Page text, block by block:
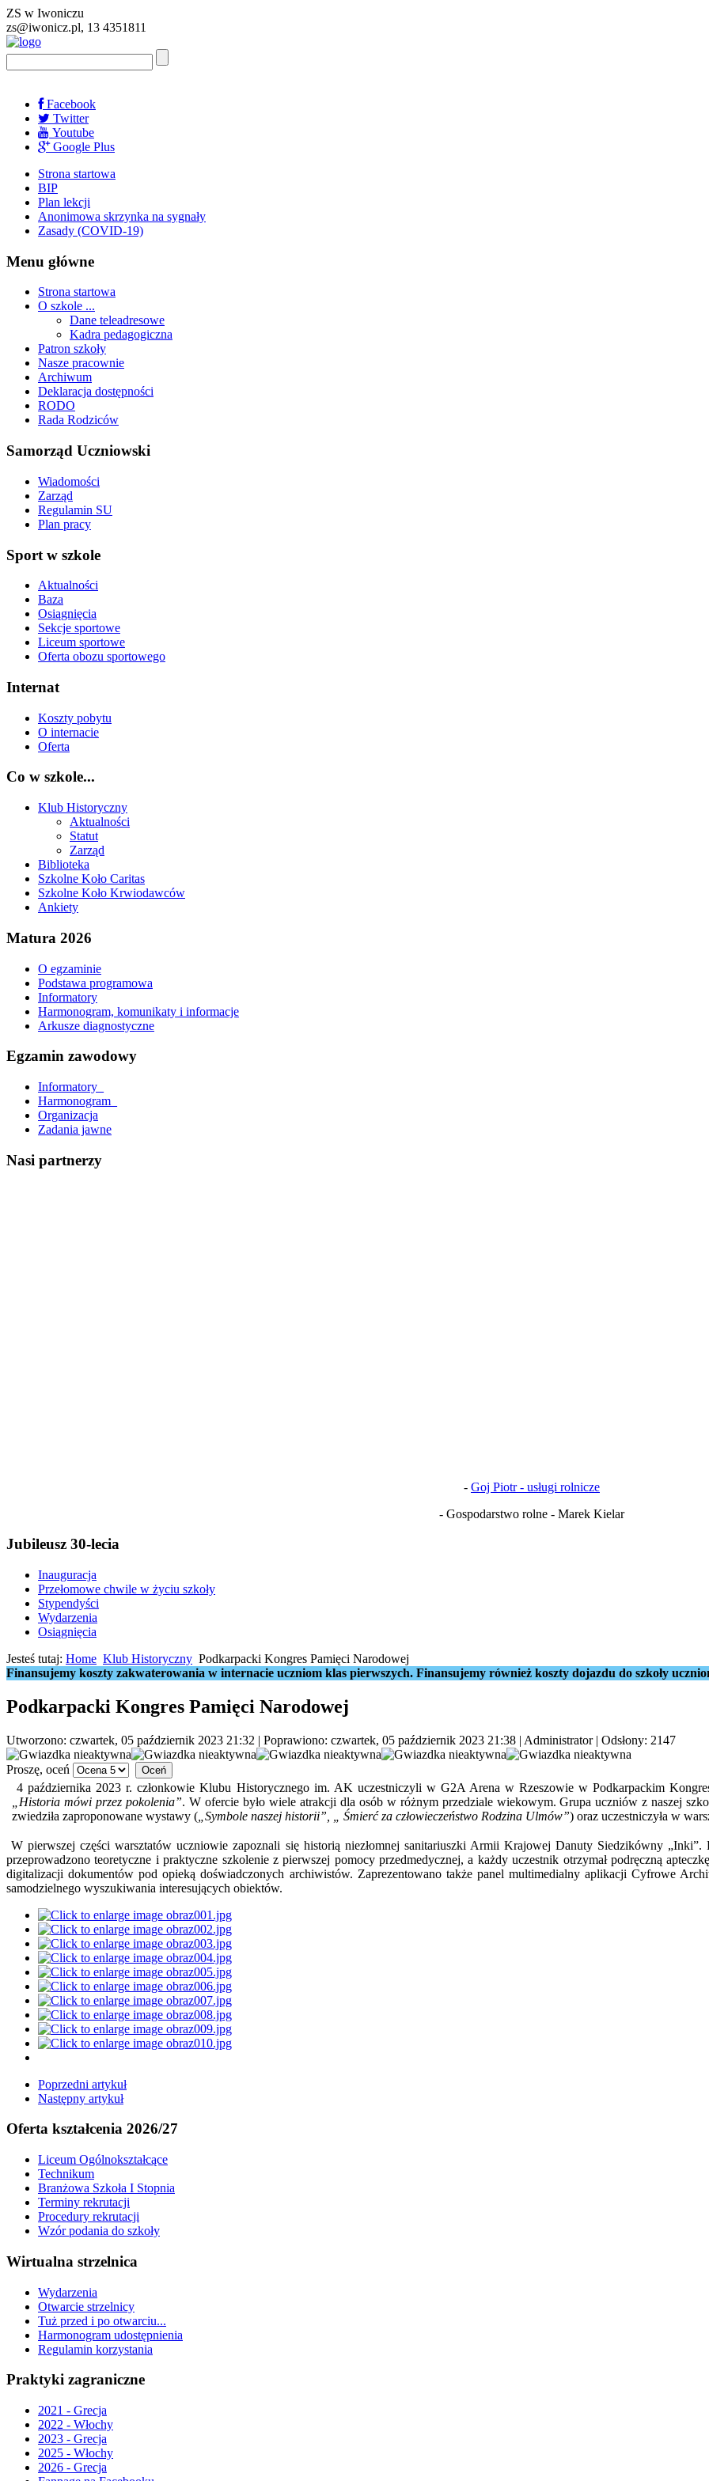
ZS w Iwoniczu
zs@iwonicz.pl, 13 4351811
Facebook
Twitter
Youtube
Google Plus
Strona startowa
BIP
Plan lekcji
Anonimowa skrzynka na sygnały
Zasady (COVID-19)
Menu główne
Strona startowa
O szkole ...
Dane teleadresowe
Kadra pedagogiczna
Patron szkoły
Nasze pracownie
Archiwum
Deklaracja dostępności
RODO
Rada Rodziców
Samorząd Uczniowski
Wiadomości
Zarząd
Regulamin SU
Plan pracy
Sport w szkole
Aktualności
Baza
Osiągnięcia
Sekcje sportowe
Liceum sportowe
Oferta obozu sportowego
Internat
Koszty pobytu
O internacie
Oferta
Co w szkole...
Klub Historyczny
Aktualności
Statut
Zarząd
Biblioteka
Szkolne Koło Caritas
Szkolne Koło Krwiodawców
Ankiety
Matura 2026
O egzaminie
Podstawa programowa
Informatory
Harmonogram, komunikaty i informacje
Arkusze diagnostyczne
Egzamin zawodowy
Informatory_
Harmonogram_
Organizacja
Zadania jawne
Nasi partnerzy
- Goj Piotr - usługi rolnicze
- Gospodarstwo rolne - Marek Kielar
Jubileusz 30-lecia
Inauguracja
Przełomowe chwile w życiu szkoły
Stypendyści
Wydarzenia
Osiągnięcia
Jesteś tutaj: Home Klub Historyczny Podkarpacki Kongres Pamięci Narodowej
Finansujemy koszty zakwaterowania w internacie uczniom klas pierwszych. Finansujemy również koszty dojazdu do szkoły
Podkarpacki Kongres Pamięci Narodowej
Utworzono: czwartek, 05 październik 2023 21:32 | Poprawiono: czwartek, 05 październik 2023 21:38 | Administrator| Odsłony: 2147
Proszę, oceń
4 października 2023 r. członkowie Klubu Historycznego im. AK uczestniczyli w G2A Arena w Rzeszowie w Podkarpackim
„Historia mówi przez pokolenia”. W ofercie było wiele atrakcji dla osób w różnym przedziale wiekowym. Grupa uczniów z naszej
zwiedziła zaproponowane wystawy ( „Symbole naszej historii”, „ Śmierć za człowieczeństwo Rodzina Ulmów”) oraz uczestniczyła w
W pierwszej części warsztatów uczniowie zapoznali się historią niezłomnej sanitariuszki Armii Krajowej Danuty Siedzikówny
przeprowadzono teoretyczne i praktyczne szkolenie z pierwszej pomocy przedmedycznej, a każdy uczestnik otrzymał podręczną
digitalizacji dokumentów pod opieką doświadczonych archiwistów. Zaprezentowano także panel multimedialny aplikacji Cyfrowe
samodzielnego wyszukiwania interesujących obiektów.
Poprzedni artykuł
Następny artykuł
Oferta kształcenia 2026/27
Liceum Ogólnokształcące
Technikum
Branżowa Szkoła I Stopnia
Terminy rekrutacji
Procedury rekrutacji
Wzór podania do szkoły
Wirtualna strzelnica
Wydarzenia
Otwarcie strzelnicy
Tuż przed i po otwarciu...
Harmonogram udostępnienia
Regulamin korzystania
Praktyki zagraniczne
2021 - Grecja
2022 - Włochy
2023 - Grecja
2025 - Włochy
2026 - Grecja